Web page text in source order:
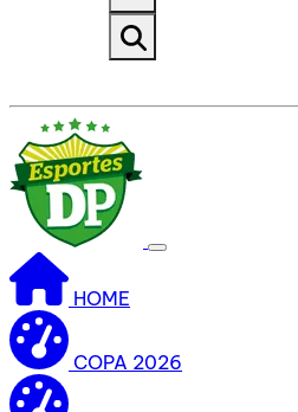
HOME
COPA 2026